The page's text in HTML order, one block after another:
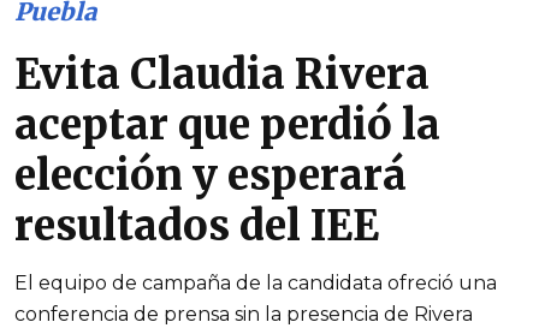
Puebla
Evita Claudia Rivera
aceptar que perdió la
elección y esperará
resultados del IEE
El equipo de campaña de la candidata ofreció una
conferencia de prensa sin la presencia de Rivera